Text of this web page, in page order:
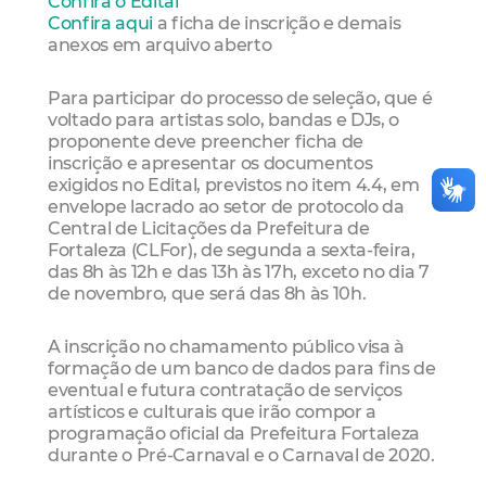
Confira aqui a ficha de inscrição e demais
anexos em arquivo aberto
Para participar do processo de seleção, que é
voltado para artistas solo, bandas e DJs, o
proponente deve preencher ficha de
inscrição e apresentar os documentos
exigidos no Edital, previstos no item 4.4, em
envelope lacrado ao setor de protocolo da
Central de Licitações da Prefeitura de
Fortaleza (CLFor), de segunda a sexta-feira,
das 8h às 12h e das 13h às 17h, exceto no dia 7
de novembro, que será das 8h às 10h.
A inscrição no chamamento público visa à
formação de um banco de dados para fins de
eventual e futura contratação de serviços
artísticos e culturais que irão compor a
programação oficial da Prefeitura Fortaleza
durante o Pré-Carnaval e o Carnaval de 2020.